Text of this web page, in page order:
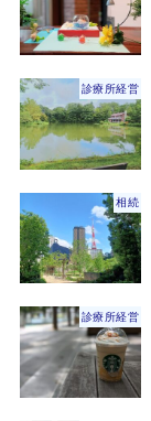
診療所経営
相続
診療所経営